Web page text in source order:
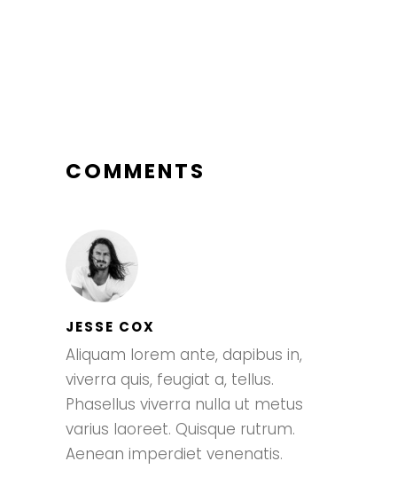
COMMENTS
JESSE COX
Aliquam lorem ante, dapibus in,
viverra quis, feugiat a, tellus.
Phasellus viverra nulla ut metus
varius laoreet. Quisque rutrum.
Aenean imperdiet venenatis.